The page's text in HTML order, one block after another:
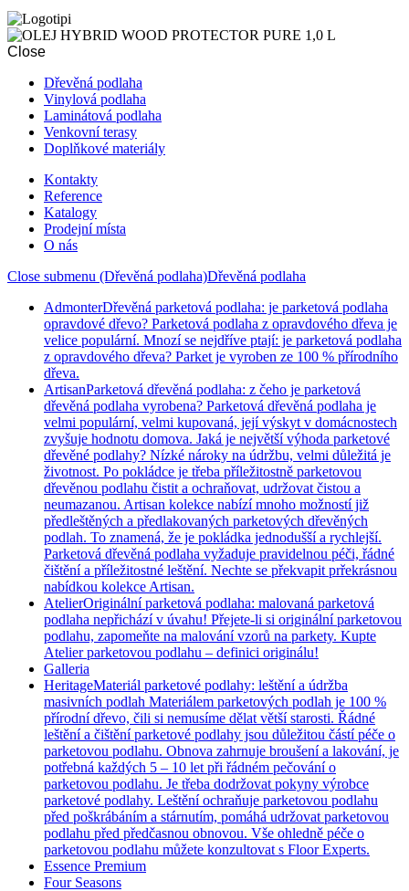
Close
Dřevěná podlaha
Vinylová podlaha
Laminátová podlaha
Venkovní terasy
Doplňkové materiály
Kontakty
Reference
Katalogy
Prodejní místa
O nás
Close submenu (Dřevěná podlaha)Dřevěná podlaha
AdmonterDřevěná parketová podlaha: je parketová podlaha
opravdové dřevo? Parketová podlaha z opravdového dřeva je
velice populární. Mnozí se nejdříve ptají: je parketová podlaha
z opravdového dřeva? Parket je vyroben ze 100 % přírodního
dřeva.
ArtisanParketová dřevěná podlaha: z čeho je parketová
dřevěná podlaha vyrobena? Parketová dřevěná podlaha je
velmi populární, velmi kupovaná, její výskyt v domácnostech
zvyšuje hodnotu domova. Jaká je největší výhoda parketové
dřevěné podlahy? Nízké nároky na údržbu, velmi důležitá je
životnost. Po pokládce je třeba příležitostně parketovou
dřevěnou podlahu čistit a ochraňovat, udržovat čistou a
neumazanou. Artisan kolekce nabízí mnoho možností již
předleštěných a předlakovaných parketových dřevěných
podlah. To znamená, že je pokládka jednodušší a rychlejší.
Parketová dřevěná podlaha vyžaduje pravidelnou péči, řádné
čištění a příležitostné leštění. Nechte se překvapit prřekrásnou
nabídkou kolekce Artisan.
AtelierOriginální parketová podlaha: malovaná parketová
podlaha nepřichází v úvahu! Přejete-li si originální parketovou
podlahu, zapomeňte na malování vzorů na parkety. Kupte
Atelier parketovou podlahu – definici originálu!
Galleria
HeritageMateriál parketové podlahy: leštění a údržba
masivních podlah Materiálem parketových podlah je 100 %
přírodní dřevo, čili si nemusíme dělat větší starosti. Řádné
leštění a čištění parketové podlahy jsou důležitou částí péče o
parketovou podlahu. Obnova zahrnuje broušení a lakování, je
potřebná každých 5 – 10 let při řádném pečování o
parketovou podlahu. Je třeba dodržovat pokyny výrobce
parketové podlahy. Leštění ochraňuje parketovou podlahu
před poškrábáním a stárnutím, pomáhá udržovat parketovou
podlahu před předčasnou obnovou. Vše ohledně péče o
parketovou podlahu můžete konzultovat s Floor Experts.
Essence Premium
Four Seasons